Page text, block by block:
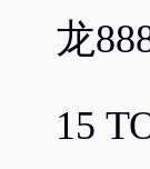
龙
15